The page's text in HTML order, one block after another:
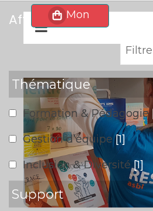
affiner
Thématique
Formation & Pédagogie
Gestion d’équipe[1]
Inclusion & Diversité[1]
Support